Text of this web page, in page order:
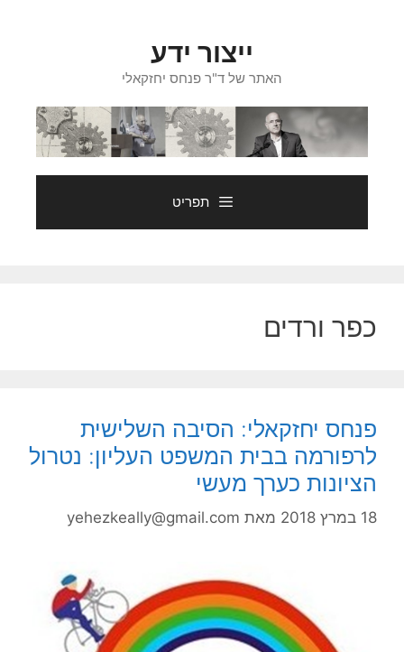
ייצור ידע
האתר של ד"ר פנחס יחזקאלי
תפריט
כפר ורדים
פנחס יחזקאלי: הסיבה השלישית
לרפורמה בבית המשפט העליון: נטרול
הציונות כערך מעשי
18 במרץ 2018 מאת yehezkeally@gmail.com